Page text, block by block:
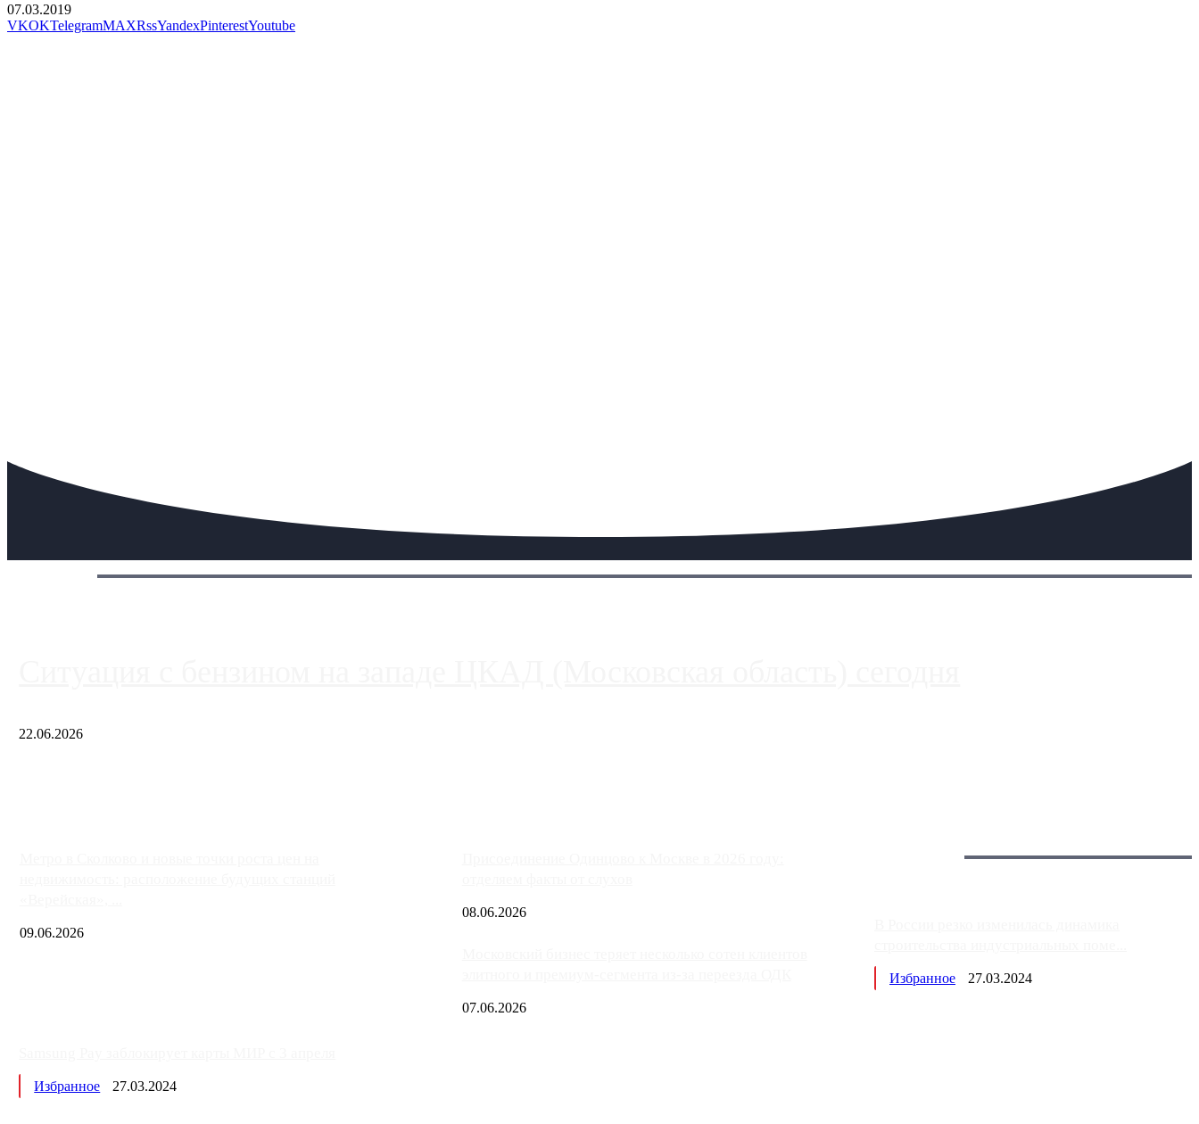
07.03.2019
VKOKTelegramMAXRssYandexPinterestYoutube
22.06.2026
09.06.2026
08.06.2026
07.06.2026
Избранное 27.03.2024
Избранное 27.03.2024